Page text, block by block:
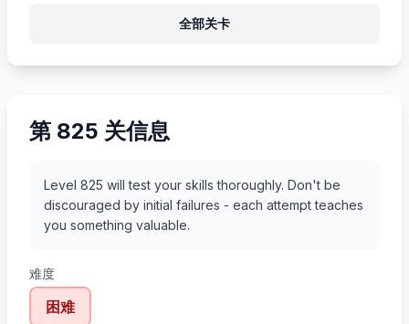
全部关卡
第 825 关信息
Level 825 will test your skills thoroughly. Don't be
discouraged by initial failures - each attempt teaches
you something valuable.
难度
困难